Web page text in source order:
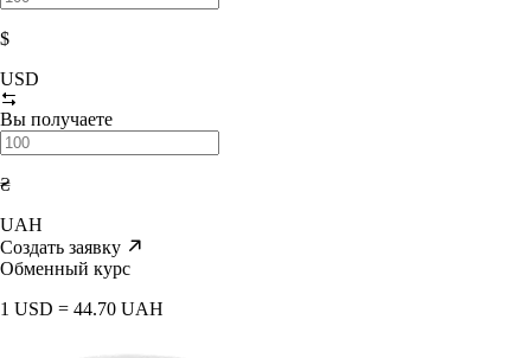
$
USD
Вы получаете
₴
UAH
Создать заявку
Обменный курс
1 USD = 44.70 UAH